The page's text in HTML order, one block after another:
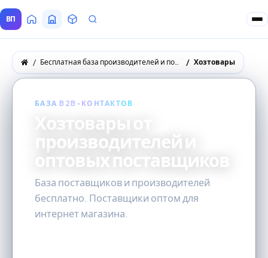
ВП ГлавнаяВсе Поставщики
ТоварыЗапросы покупателей
Бесплатная база производителей и поставщиков товаров оптом Хозтовары
БАЗА B2B-КОНТАКТОВ
Хозтовары от
производителей и
оптовых поставщиков
База поставщиков и производителей
бесплатно. Поставщики оптом для
интернет магазина.